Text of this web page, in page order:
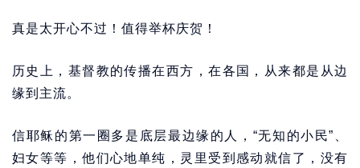
真是太开心不过！值得举杯庆贺！
历史上，基督教的传播在西方，在各国，从来都是从边
缘到主流。
信耶稣的第一圈多是底层最边缘的人，“无知的小民”、
妇女等等，他们心地单纯，灵里受到感动就信了，没有